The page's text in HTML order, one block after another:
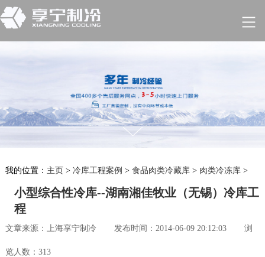
我的位置： 主页 > 冷库工程案例 > 食品肉类冷藏库> 肉类冷冻库>
小型综合性冷库--湖南湘佳牧业（无锡）冷库工
程
文章来源：上海享宁制冷 发布时间：2014-06-09 20:12:03 浏
览人数：313